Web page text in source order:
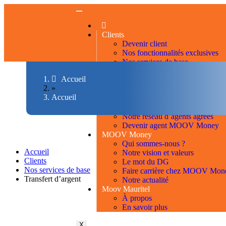
Clients
Devenir client
Nos fonctionnalités exclusives
Nos services de base
Notre réseau d’agents agréés
Devenir agent MOOV Money
MOOV Money
Qui sommes-nous ?
Notre vision et valeurs
Le mot du DG
Faire carrière chez MOOV
Notre actualité
Moov Mauritel
À propos
En savoir plus
Accueil
»
Accueil
Accueil
Clients
Nos services de base
Transfert d’argent